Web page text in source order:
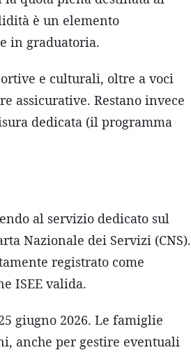
è un elemento
in graduatoria.
e culturali, oltre a voci
assicurative. Restano invece
dedicata (il programma
al servizio dedicato sul
Nazionale dei Servizi (CNS).
registrato come
ISEE valida.
giugno 2026. Le famiglie
anche per gestire eventuali